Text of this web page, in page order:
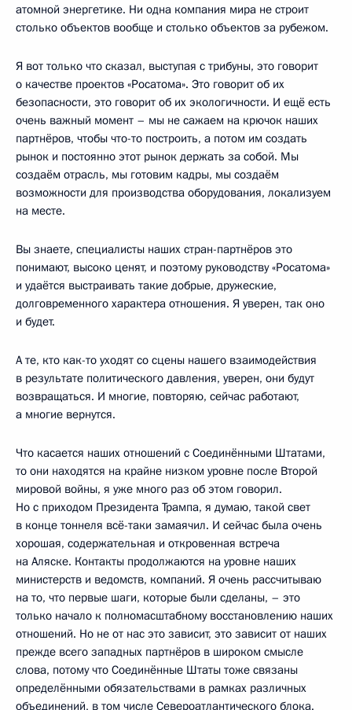
атомной энергетике. Ни одна компания мира не строит
столько объектов вообще и столько объектов за рубежом.
Я вот только что сказал, выступая с трибуны, это говорит
о качестве проектов «Росатома». Это говорит об их
безопасности, это говорит об их экологичности. И ещё есть
очень важный момент – мы не сажаем на крючок наших
партнёров, чтобы что-то построить, а потом им создать
рынок и постоянно этот рынок держать за собой. Мы
создаём отрасль, мы готовим кадры, мы создаём
возможности для производства оборудования, локализуем
на месте.
Вы знаете, специалисты наших стран-партнёров это
понимают, высоко ценят, и поэтому руководству «Росатома»
и удаётся выстраивать такие добрые, дружеские,
долговременного характера отношения. Я уверен, так оно
и будет.
А те, кто как-то уходят со сцены нашего взаимодействия
в результате политического давления, уверен, они будут
возвращаться. И многие, повторяю, сейчас работают,
а многие вернутся.
Что касается наших отношений с Соединёнными Штатами,
то они находятся на крайне низком уровне после Второй
мировой войны, я уже много раз об этом говорил.
Но с приходом Президента Трампа, я думаю, такой свет
в конце тоннеля всё-таки замаячил. И сейчас была очень
хорошая, содержательная и откровенная встреча
на Аляске. Контакты продолжаются на уровне наших
министерств и ведомств, компаний. Я очень рассчитываю
на то, что первые шаги, которые были сделаны, – это
только начало к полномасштабному восстановлению наших
отношений. Но не от нас это зависит, это зависит от наших
прежде всего западных партнёров в широком смысле
слова, потому что Соединённые Штаты тоже связаны
определёнными обязательствами в рамках различных
объединений, в том числе Североатлантического блока.